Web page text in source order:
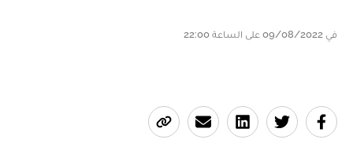
في 09/08/2022 على الساعة 22:00